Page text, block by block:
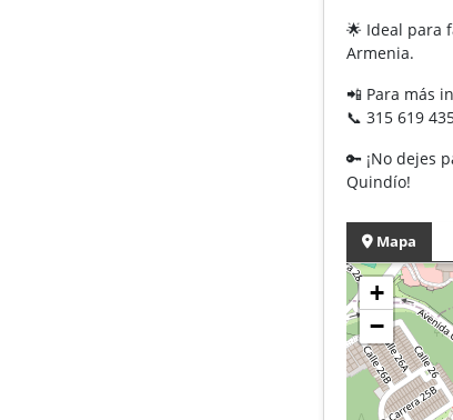
🌟 Ideal para
Armenia.
📲 Para más
📞 315 619
🔑 ¡No dejes
Quindío!
Mapa
+
−